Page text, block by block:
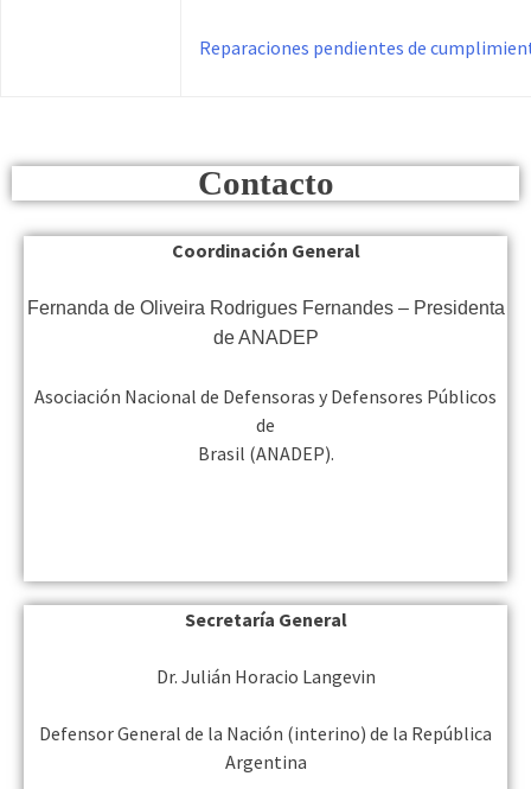
Reparaciones pendientes de
Contacto
Coordinación General
Fernanda de Oliveira Rodrigues Fernandes – Presidenta
de ANADEP
Asociación Nacional de Defensoras y Defensores Públicos
de
Brasil (ANADEP).
Secretaría General
Dr. Julián Horacio Langevin
Defensor General de la Nación (interino) de la República
Argentina